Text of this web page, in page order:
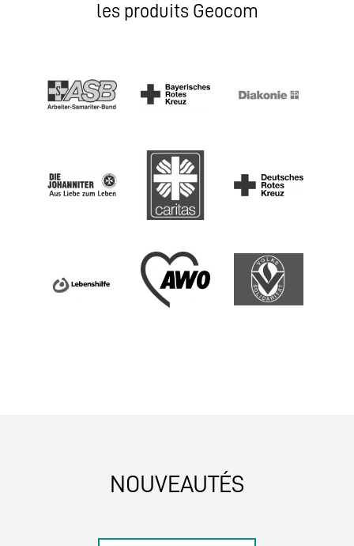
les produits Geocom
NOUVEAUTÉS